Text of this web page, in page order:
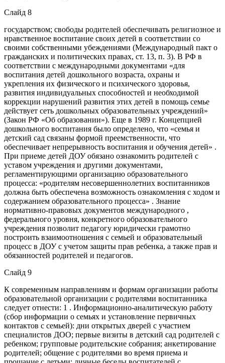
Слайд 8
государством; свободы родителей обеспечивать религиозное и
нравственное воспитание своих детей в соответствии со
своими собственными убеждениями (Международный пакт о
гражданских и политических правах, ст. 13, п. 3). В РФ в
соответствии с международными документами «для
воспитания детей дошкольного возраста, охраны и
укрепления их физического и психического здоровья,
развития индивидуальных способностей и необходимой
коррекции нарушений развития этих детей в помощь семье
действует сеть дошкольных образовательных учреждений»
(Закон РФ «Об образовании»). Еще в 1989 г. Концепцией
дошкольного воспитания было определено, что «семья и
детский сад связаны формой преемственности, что
обеспечивает непрерывность воспитания и обучения детей» .
При приеме детей ДОУ обязано ознакомить родителей с
уставом учреждения и другими документами,
регламентирующими организацию образовательного
процесса: «родителям несовершеннолетних воспитанников
должна быть обеспечена возможность ознакомления с ходом и
содержанием образовательного процесса» . Знание
нормативно-правовых документов международного ,
федерального уровня, конкретного образовательного
учреждения позволит педагогу юридически грамотно
построить взаимоотношения с семьей и образовательный
процесс в ДОУ с учетом защиты прав ребенка, а также прав и
обязанностей родителей и педагогов.
Слайд 9
К современным направлениям и формам организации работы
образовательной организации с родителями воспитанника
следует отнести: 1 . Информационно-аналитическую работу
(сбор информации о семьях и установление первичных
контактов с семьей): дни открытых дверей с участием
специалистов ДОО; первые визиты в детский сад родителей с
ребенком; групповые родительские собрания; анкетирование
родителей; общение с родителями во время приема и